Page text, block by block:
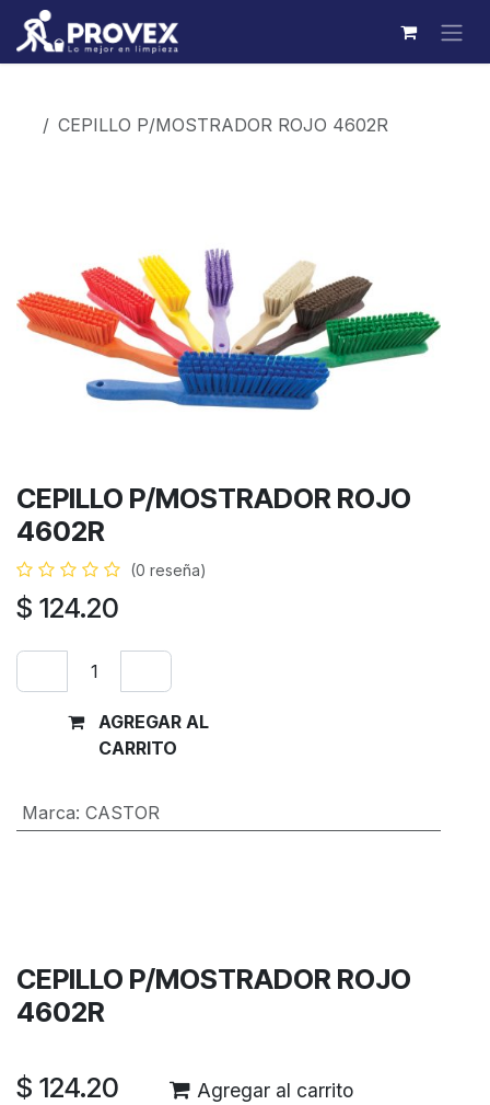
Ir al contenido
CEPILLO P/MOSTRADOR ROJO 4602R
CEPILLO P/MOSTRADOR ROJO
4602R
(0 reseña)
$ 124.20
AGREGAR AL
CARRITO
Marca: CASTOR
CEPILLO P/MOSTRADOR ROJO
4602R
$ 124.20 Agregar al carrito